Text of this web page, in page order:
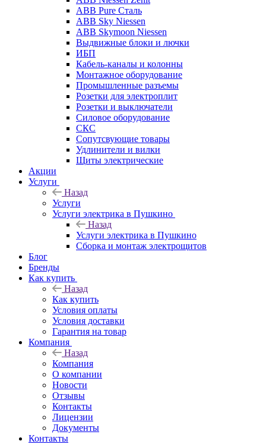
ABB Pure Сталь
ABB Sky Niessen
ABB Skymoon Niessen
Выдвижные блоки и лючки
ИБП
Кабель-каналы и колонны
Монтажное оборудование
Промышленные разъемы
Розетки для электроплит
Розетки и выключатели
Силовое оборудование
СКС
Сопутсвующие товары
Удлинители и вилки
Щиты электрические
Акции
Услуги
Назад
Услуги
Услуги электрика в Пушкино
Назад
Услуги электрика в Пушкино
Сборка и монтаж электрощитов
Блог
Бренды
Как купить
Назад
Как купить
Условия оплаты
Условия доставки
Гарантия на товар
Компания
Назад
Компания
О компании
Новости
Отзывы
Контакты
Лицензии
Документы
Контакты